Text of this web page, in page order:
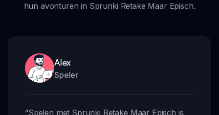
hun avonturen in Sprunki Retake Maar Episch.
Alex
Speler
“Spelen met Sprunki Retake Maar Episch is